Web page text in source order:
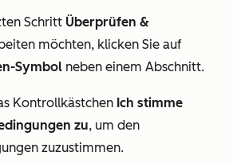
Schritt Überprüfen &
möchten, klicken Sie auf
Symbol neben einem Abschnitt.
Kontrollkästchen Ich stimme
zu, um den
zuzustimmen.